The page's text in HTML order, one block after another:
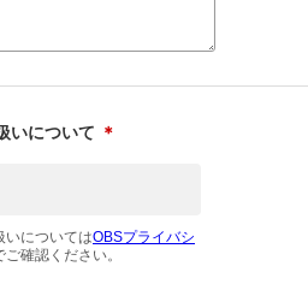
いについて ＊
についてはOBSプライバシ
ご確認ください。